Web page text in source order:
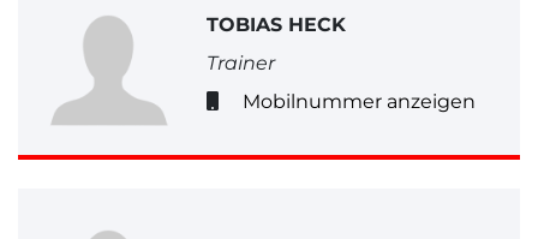
TOBIAS HECK
Trainer
Mobilnummer anzeigen